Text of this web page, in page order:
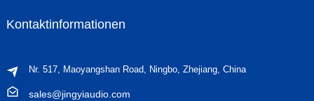
Kontaktinformationen
Nr. 517, Maoyangshan Road, Ningbo, Zhejiang, China
sales@jingyiaudio.com